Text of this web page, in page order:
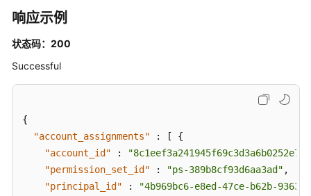
详
索
与
用
户
响应示例
状态码：200
Successful
{
"account_assignments"
: [
{
"account_id"
:
"permission_set_id"
: "ps-389b8cf93d6aa3ad" ,
"principal_id"
:
"4b969bc6-e8ed-47ce-b62b-